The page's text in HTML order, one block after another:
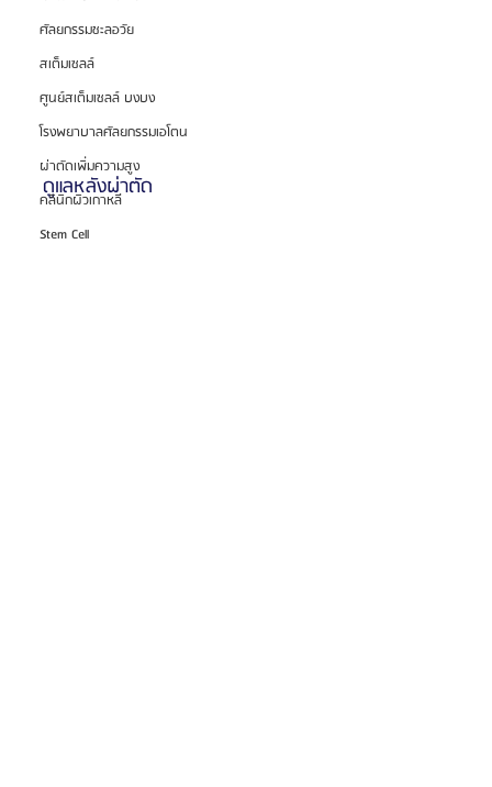
ศัลยกรรมชะลอวัย
สเต็มเซลล์
ศูนย์สเต็มเซลล์ บงบง
โรงพยาบาลศัลยกรรมเอโตน
ผ่าตัดเพิ่มความสูง
คลินิกผิวเกาหลี
Stem Cell
ดูแลหลังผ่าตัด